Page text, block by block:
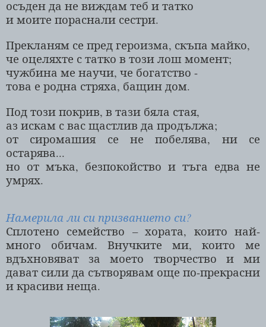
осъден да не виждам теб и татко
и моите пораснали сестри.
Прекланям се пред героизма, скъпа майко,
че оцеляхте с татко в този лош момент;
чужбина ме научи, че богатство -
това е родна стряха, бащин дом.
Под този покрив, в тази бяла стая,
аз искам с вас щастлив да продължа;
от сиромашия се не побелява, ни се
остарява...
но от мъка, безпокойство и тъга едва не
умрях.
Намерила ли си призванието си?
Сплотено семейство – хората, които най-
много обичам. Внучките ми, които ме
вдъхновяват за моето творчество и ми
дават сили да сътворявам още по-прекрасни
и красиви неща.